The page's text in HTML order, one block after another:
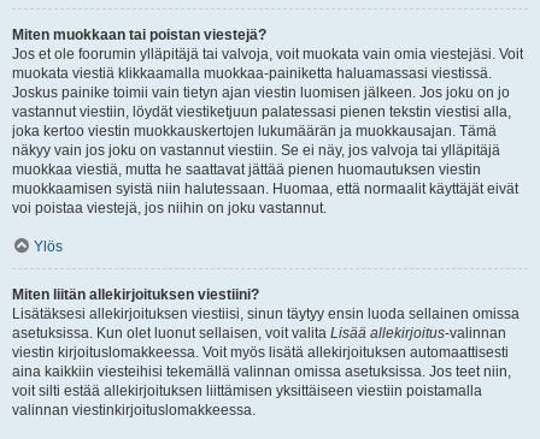
Miten muokkaan tai poistan viestejä?
Jos et ole foorumin ylläpitäjä tai valvoja, voit muokata vain omia viestejäsi. Voit
muokata viestiä klikkaamalla muokkaa-painiketta haluamassasi viestissä.
Joskus painike toimii vain tietyn ajan viestin luomisen jälkeen. Jos joku on jo
vastannut viestiin, löydät viestiketjuun palatessasi pienen tekstin viestisi alla,
joka kertoo viestin muokkauskertojen lukumäärän ja muokkausajan. Tämä
näkyy vain jos joku on vastannut viestiin. Se ei näy, jos valvoja tai ylläpitäjä
muokkaa viestiä, mutta he saattavat jättää pienen huomautuksen viestin
muokkaamisen syistä niin halutessaan. Huomaa, että normaalit käyttäjät eivät
voi poistaa viestejä, jos niihin on joku vastannut.
Ylös
Miten liitän allekirjoituksen viestiini?
Lisätäksesi allekirjoituksen viestiisi, sinun täytyy ensin luoda sellainen omissa
asetuksissa. Kun olet luonut sellaisen, voit valita Lisää allekirjoitus-valinnan
viestin kirjoituslomakkeessa. Voit myös lisätä allekirjoituksen automaattisesti
aina kaikkiin viesteihisi tekemällä valinnan omissa asetuksissa. Jos teet niin,
voit silti estää allekirjoituksen liittämisen yksittäiseen viestiin poistamalla
valinnan viestinkirjoituslomakkeessa.